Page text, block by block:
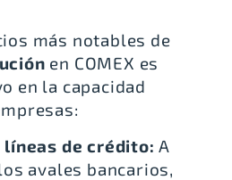
más notables de
en COMEX es
en la capacidad
líneas de crédito: A
avales bancarios,